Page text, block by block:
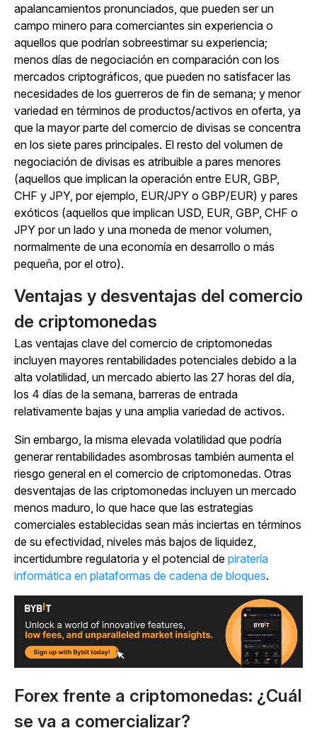
apalancamientos pronunciados, que pueden ser un
campo minero para comerciantes sin experiencia o
aquellos que podrían sobreestimar su experiencia;
menos días de negociación en comparación con los
mercados criptográficos, que pueden no satisfacer las
necesidades de los guerreros de fin de semana; y menor
variedad en términos de productos/activos en oferta, ya
que la mayor parte del comercio de divisas se concentra
en los siete pares principales. El resto del volumen de
negociación de divisas es atribuible a pares menores
(aquellos que implican la operación entre EUR, GBP,
CHF y JPY, por ejemplo, EUR/JPY o GBP/EUR) y pares
exóticos (aquellos que implican USD, EUR, GBP, CHF o
JPY por un lado y una moneda de menor volumen,
normalmente de una economía en desarrollo o más
pequeña, por el otro).
Ventajas y desventajas del comercio
de criptomonedas
Las ventajas clave del comercio de criptomonedas
incluyen mayores rentabilidades potenciales debido a la
alta volatilidad, un mercado abierto las 27 horas del día,
los 4 días de la semana, barreras de entrada
relativamente bajas y una amplia variedad de activos.
Sin embargo, la misma elevada volatilidad que podría
generar rentabilidades asombrosas también aumenta el
riesgo general en el comercio de criptomonedas. Otras
desventajas de las criptomonedas incluyen un mercado
menos maduro, lo que hace que las estrategias
comerciales establecidas sean más inciertas en términos
de su efectividad, niveles más bajos de liquidez,
incertidumbre regulatoria y el potencial de piratería
informática en plataformas de cadena de bloques.
Forex frente a criptomonedas: ¿Cuál
se va a comercializar?